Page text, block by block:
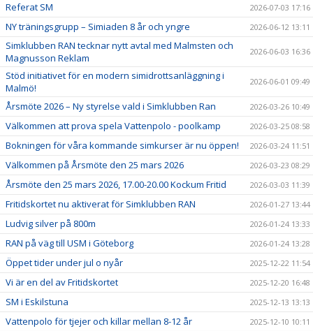
Referat SM 2026-07-03 17:16
NY träningsgrupp – Simiaden 8 år och yngre 2026-06-12 13:11
Simklubben RAN tecknar nytt avtal med Malmsten och
Magnusson Reklam
2026-06-03 16:36
Stöd initiativet för en modern simidrottsanläggning i
Malmö!
2026-06-01 09:49
Årsmöte 2026 – Ny styrelse vald i Simklubben Ran 2026-03-26 10:49
Välkommen att prova spela Vattenpolo - poolkamp 2026-03-25 08:58
Bokningen för våra kommande simkurser är nu öppen! 2026-03-24 11:51
Välkommen på Årsmöte den 25 mars 2026 2026-03-23 08:29
Årsmöte den 25 mars 2026, 17.00-20.00 Kockum Fritid 2026-03-03 11:39
Fritidskortet nu aktiverat för Simklubben RAN 2026-01-27 13:44
Ludvig silver på 800m 2026-01-24 13:33
RAN på väg till USM i Göteborg 2026-01-24 13:28
Öppet tider under jul o nyår 2025-12-22 11:54
Vi är en del av Fritidskortet 2025-12-20 16:48
SM i Eskilstuna 2025-12-13 13:13
Vattenpolo för tjejer och killar mellan 8-12 år 2025-12-10 10:11